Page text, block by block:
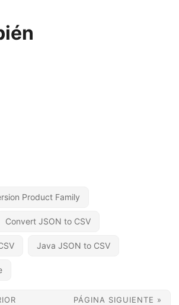
Product Family
Convert JSON to CSV
Java JSON to CSV
PÁGINA SIGUIENTE »